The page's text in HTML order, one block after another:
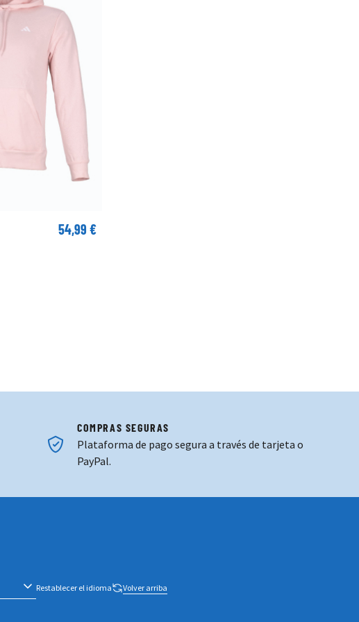
54,99 €
COMPRAS SEGURAS
Plataforma de pago segura a través de tarjeta o
PayPal.
Restablecer el idioma Volver arriba